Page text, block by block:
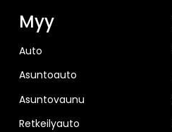
Myy
Auto
Asuntoauto
Asuntovaunu
Retkeilyauto